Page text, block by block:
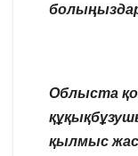
Облыста
қылмыс